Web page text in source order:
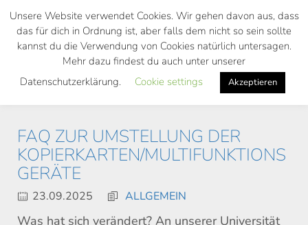
Skip
main
FAQ ZUR UMSTELLUNG DER
KOPIERKARTEN/MULTIFUNKTIONS
GERÄTE
23.09.2025 ALLGEMEIN
Was hat sich verändert? An unserer Universität
Unsere Website verwendet Cookies. Wir gehen davon aus, dass
das für dich in Ordnung ist, aber falls dem nicht so sein sollte
kannst du die Verwendung von Cookies natürlich untersagen.
Mehr dazu findest du auch unter unserer
Datenschutzerklärung.
Cookie settings Akzeptieren